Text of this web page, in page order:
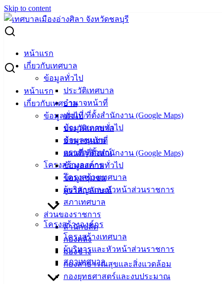
Skip to content
หน้าแรก
เกี่ยวกับเทศบาล
ข้อมูลทั่วไป
ประวัติเทศบาล
อำนาจหน้าที่
แผนที่/ที่ตั้งสำนักงาน (Google Maps)
ข้อมูลสภาพทั่วไป
ข้อมูลชุมชน
ตราสัญลักษณ์
โครงสร้างองค์กร
โครงสร้างเทศบาล
ผู้บริหารและหัวหน้าส่วนราชการ
สภาเทศบาล
ส่วนของราชการ
สำนักปลัด
กองคลัง
กองช่าง
กองสาธารณสุขและสิ่งแวดล้อม
กองยุทธศาสตร์และงบประมาณ
หน้าแรก
เกี่ยวกับเทศบาล
ข้อมูลทั่วไป
ประวัติเทศบาล
อำนาจหน้าที่
แผนที่/ที่ตั้งสำนักงาน (Google Maps)
ข้อมูลสภาพทั่วไป
ข้อมูลชุมชน
ตราสัญลักษณ์
โครงสร้างองค์กร
โครงสร้างเทศบาล
ผู้บริหารและหัวหน้าส่วนราชการ
สภาเทศบาล
Search for:
ผู้ชนะการเสนอราคา ซื้อวัสดุคอมพิวเตอร์ รายการหมึกพิมพ์ 4
รายการ
ผู้ชนะการเสนอราคา ซื้อวัสดุคอมพิวเตอร์
รายการหมึกพิมพ์ 4 รายการ
สิงหาคม 1, 2024 สิงหาคม 6, 2024
ประกาศผู้ชนะ
หมึกพิมพ์-จำนวน-4-รายการ
ดาวน์โหลด
เมืองอ่าง